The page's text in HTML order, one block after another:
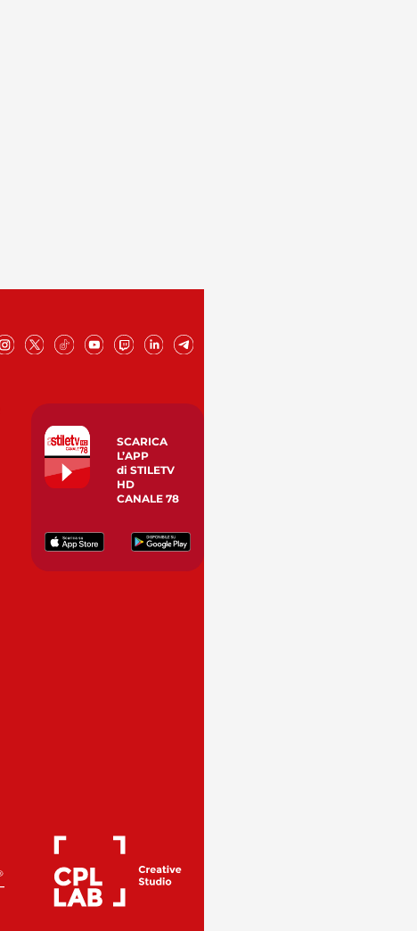
SCARICA
L’APP
di STILETV
HD
CANALE 78